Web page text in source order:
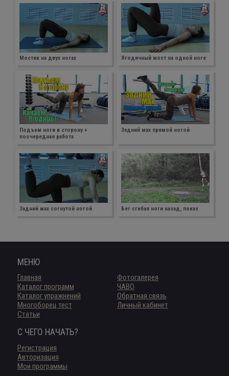
Мостик на двух ногах Ягодичный мост на одной ноге
Подъем ноги в сторону +
поочередная работа
Задний мах прямой ногой
Задний мах согнутой ногой Бег сгибая ноги назад, показ
МЕНЮ
Главная
Каталог программ
Каталог упражнений
Многоборец тест
Статьи
Фотогалерея
ЧАВО
Обратная связь
Личный кабинет
С ЧЕГО НАЧАТЬ?
Регистрация
Авторизация
Мои программы